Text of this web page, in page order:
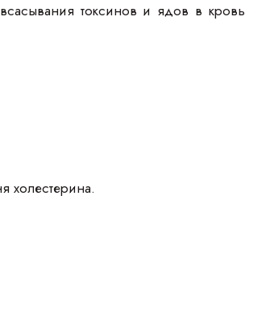
токсинов и ядов в кровь
холестерина.